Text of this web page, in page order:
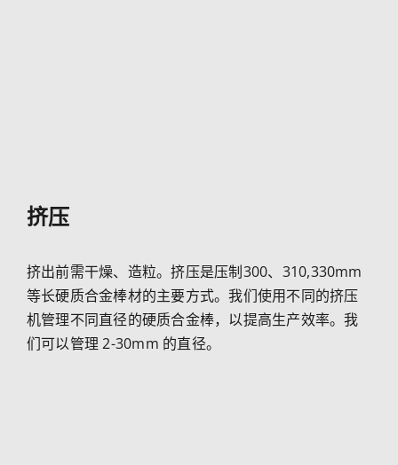
挤压
挤出前需干燥、造粒。挤压是压制300、310,330mm
等长硬质合金棒材的主要方式。我们使用不同的挤压
机管理不同直径的硬质合金棒，以提高生产效率。我
们可以管理 2-30mm 的直径。